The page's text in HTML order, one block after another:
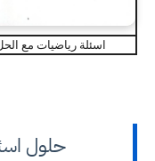
اسئلة رياضيات مع الحل نهاية
حلول